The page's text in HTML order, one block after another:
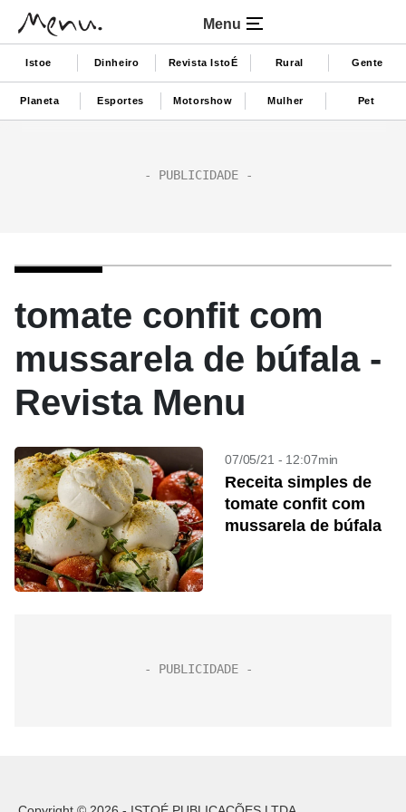
Menu
Istoe Dinheiro Revista IstoÉ Rural Gente
Planeta Esportes Motorshow Mulher Pet
tomate confit com
mussarela de búfala -
Revista Menu
07/05/21 - 12:07min
Receita simples de
tomate confit com
mussarela de búfala